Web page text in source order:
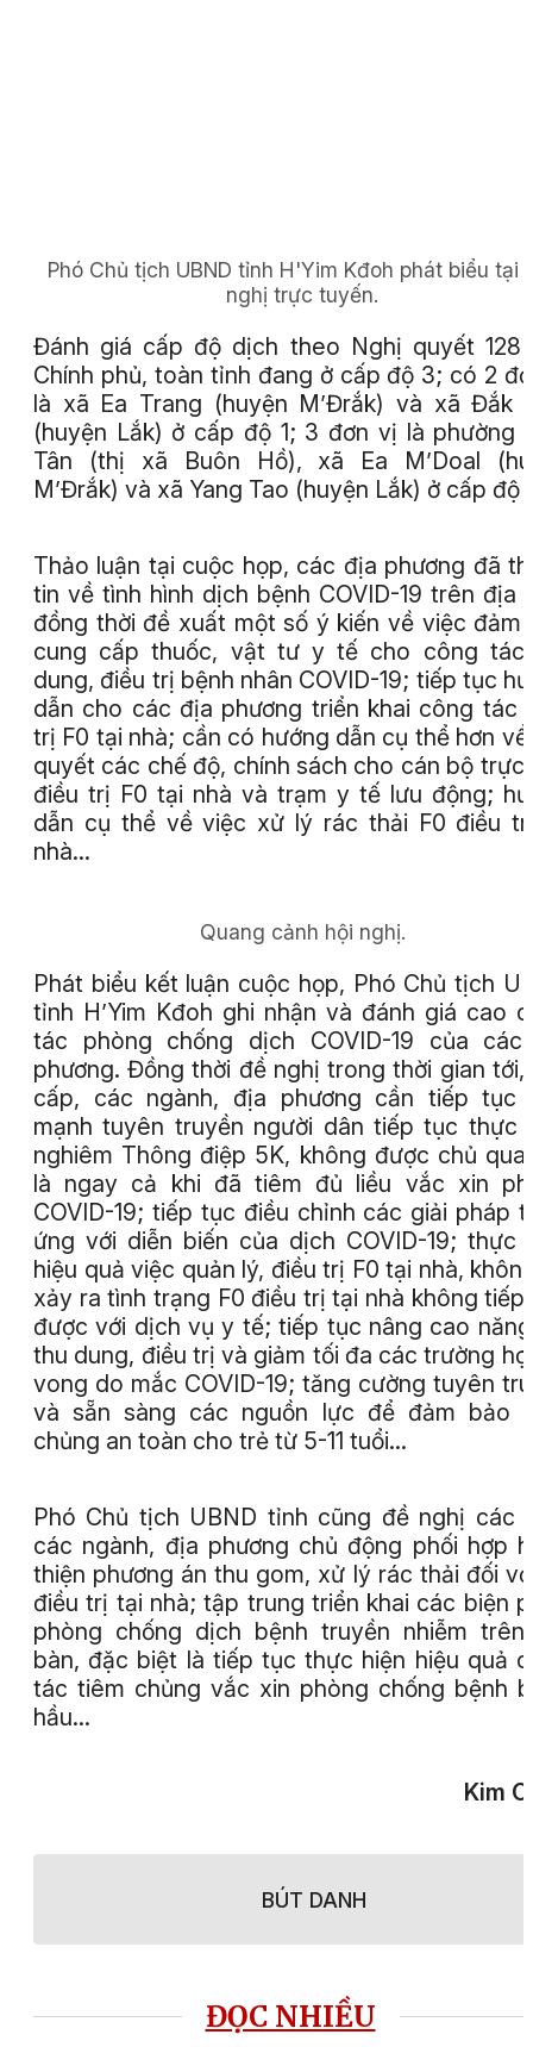
Phó Chủ tịch UBND tỉnh H'Yim Kđoh phát biểu tại
nghị trực tuyến.
Đánh giá cấp độ dịch theo Nghị quyết 128
Chính phủ, toàn tỉnh đang ở cấp độ 3; có 2
là xã Ea Trang (huyện M’Đrắk) và xã Đắk
(huyện Lắk) ở cấp độ 1; 3 đơn vị là phường
Tân (thị xã Buôn Hồ), xã Ea M’Doal
M’Đrắk) và xã Yang Tao (huyện Lắk) ở cấp
Thảo luận tại cuộc họp, các địa phương đã
tin về tình hình dịch bệnh COVID-19 trên địa
đồng thời đề xuất một số ý kiến về việc đảm
cung cấp thuốc, vật tư y tế cho công tác
dung, điều trị bệnh nhân COVID-19; tiếp tục
dẫn cho các địa phương triển khai công tác
trị F0 tại nhà; cần có hướng dẫn cụ thể hơn về
quyết các chế độ, chính sách cho cán bộ trực
điều trị F0 tại nhà và trạm y tế lưu động;
dẫn cụ thể về việc xử lý rác thải F0 điều
nhà…
Quang cảnh hội nghị.
Phát biểu kết luận cuộc họp, Phó Chủ tịch
tỉnh H’Yim Kđoh ghi nhận và đánh giá cao
tác phòng chống dịch COVID-19 của các
phương. Đồng thời đề nghị trong thời gian tới,
cấp, các ngành, địa phương cần tiếp tục
mạnh tuyên truyền người dân tiếp tục thực
nghiêm Thông điệp 5K, không được chủ
là ngay cả khi đã tiêm đủ liều vắc xin
COVID-19; tiếp tục điều chỉnh các giải pháp
ứng với diễn biến của dịch COVID-19; thực
hiệu quả việc quản lý, điều trị F0 tại nhà,
xảy ra tình trạng F0 điều trị tại nhà không tiếp
được với dịch vụ y tế; tiếp tục nâng cao
thu dung, điều trị và giảm tối đa các trường
vong do mắc COVID-19; tăng cường tuyên
và sẵn sàng các nguồn lực để đảm bảo
chủng an toàn cho trẻ từ 5-11 tuổi…
Phó Chủ tịch UBND tỉnh cũng đề nghị các
các ngành, địa phương chủ động phối hợp
thiện phương án thu gom, xử lý rác thải đối
điều trị tại nhà; tập trung triển khai các biện
phòng chống dịch bệnh truyền nhiễm
bàn, đặc biệt là tiếp tục thực hiện hiệu quả
tác tiêm chủng vắc xin phòng chống bệnh
hầu…
Kim
BÚT DANH
ĐỌC NHIỀU